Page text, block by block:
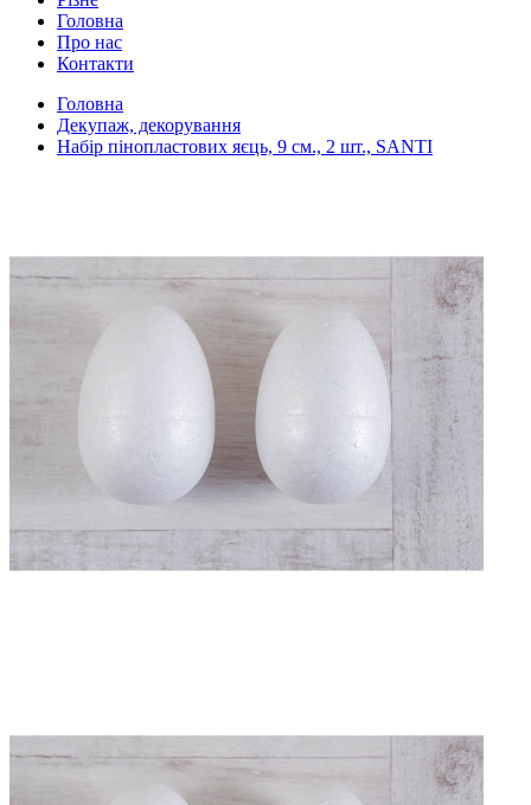
Головна
Про нас
Контакти
Головна
Декупаж, декорування
Набір пінопластових яєць, 9 см., 2 шт., SANTI